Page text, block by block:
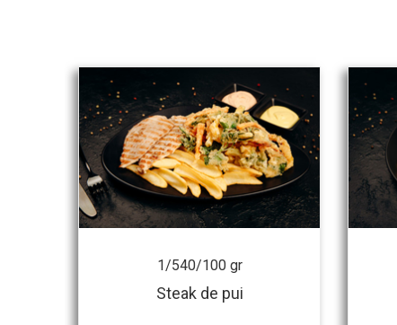
1/540/100 gr
Steak de pui